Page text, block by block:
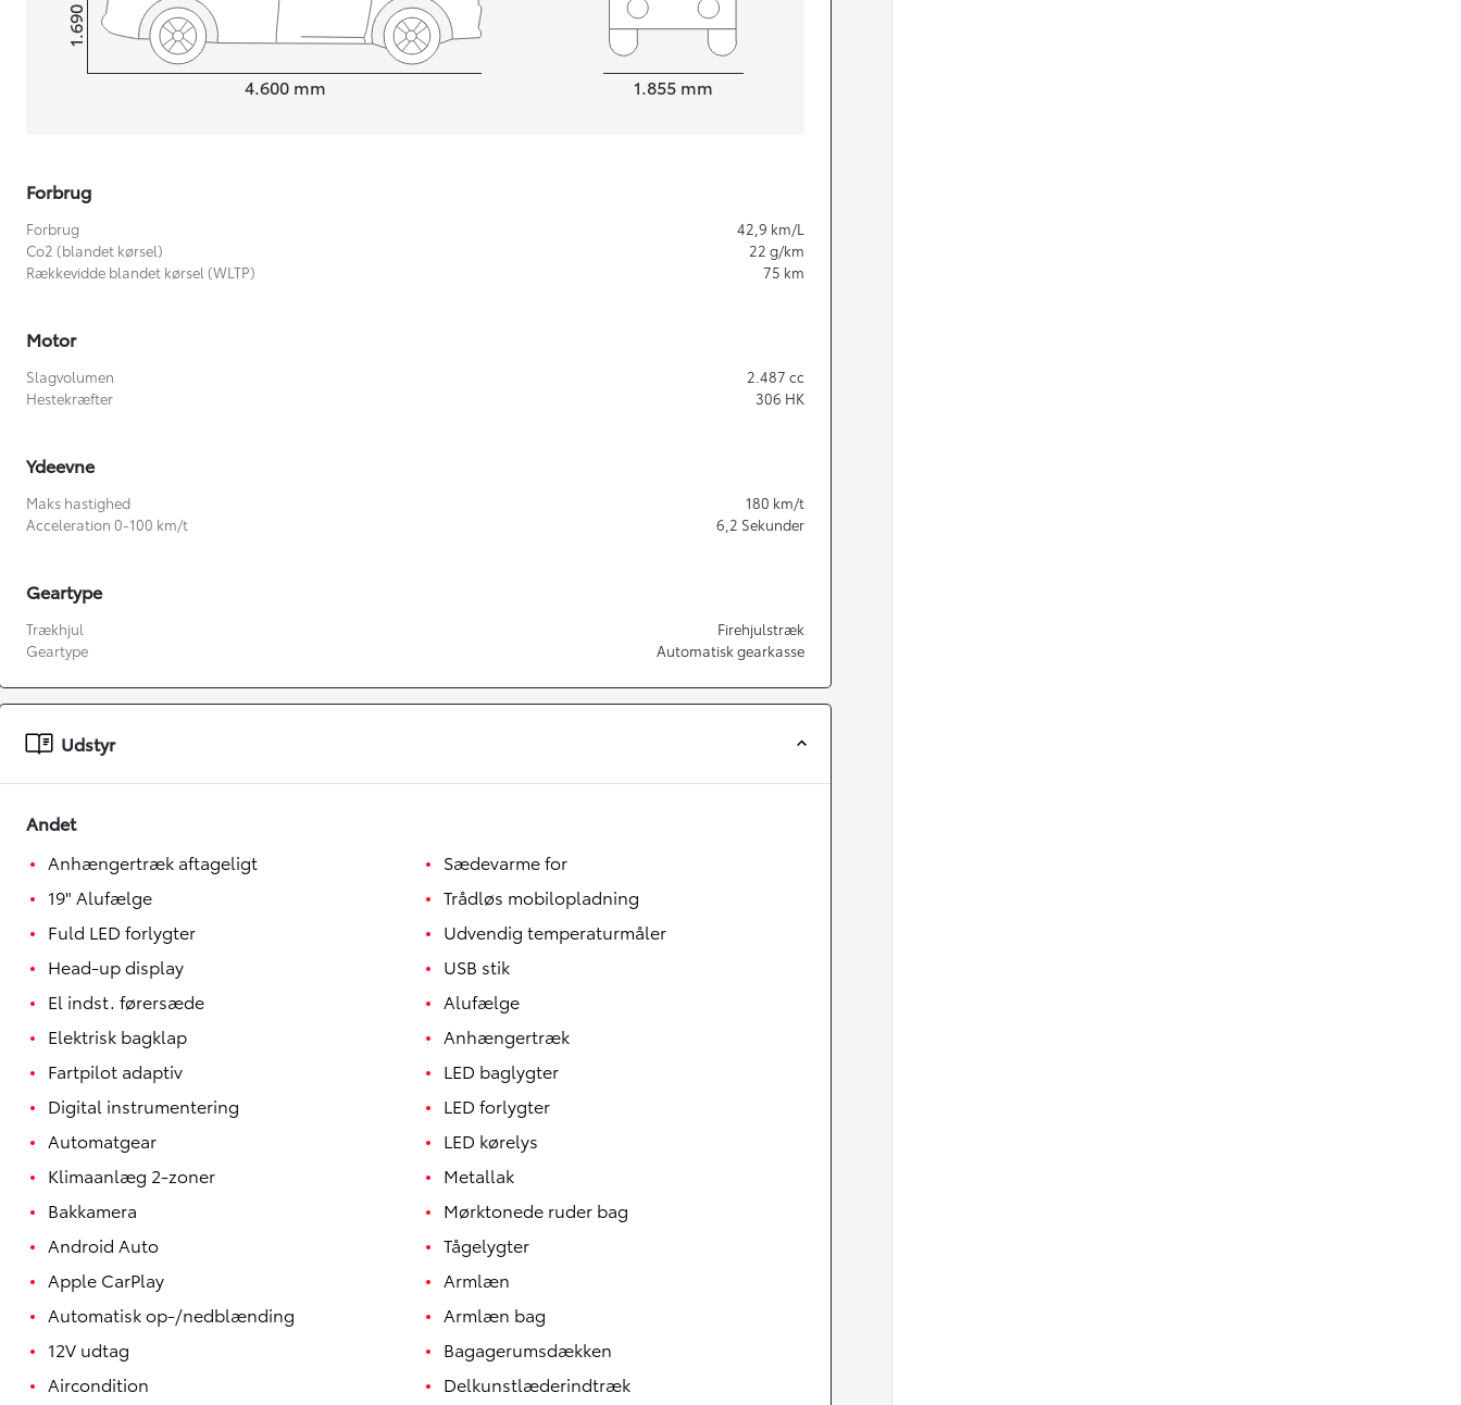
Fra kr. 349.990
Yaris
4.600 mm
Højt1.690
1.855 mm
Forbrug
Forbrug 42,9 km/L
Co2 (blandet kørsel)
22 g/km
Rækkevidde blandet kørsel (WLTP)
75 km
Motor
Slagvolumen 2.487 cc
Hestekræfter
306 HK
Ydeevne
Maks hastighed 180 km/t
Acceleration 0-100 km/t
6,2 Sekunder
Geartype
Trækhjul
Firehjulstræk
Geartype
Automatisk gearkasse
Udstyr
Andet
Anhængertræk aftageligt
19" Alufælge
Fuld LED forlygter
Head-up display
El indst. førersæde
Elektrisk bagklap
Fartpilot adaptiv
Digital instrumentering
Automatgear
Klimaanlæg 2-zoner
Bakkamera
Android Auto
Apple CarPlay
Automatisk op-/nedblænding
12V udtag
Aircondition
Sædevarme for
Trådløs mobilopladning
Udvendig temperaturmåler
USB stik
Alufælge
Anhængertræk
LED baglygter
LED forlygter
LED kørelys
Metallak
Mørktonede ruder bag
Tågelygter
Armlæn
Armlæn bag
Bagagerumsdækken
Delkunstlæderindtræk